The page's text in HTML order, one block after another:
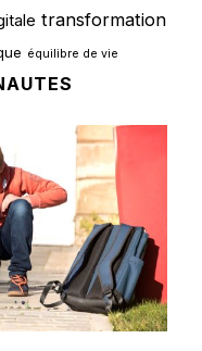
transformation
équilibre de vie